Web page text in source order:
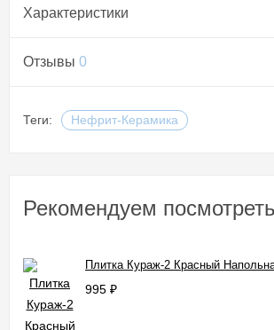
Характеристики
Отзывы 0
Теги: Нефрит-Керамика
Рекомендуем посмотреть
Плитка Кураж-2 Красный
995 ₽